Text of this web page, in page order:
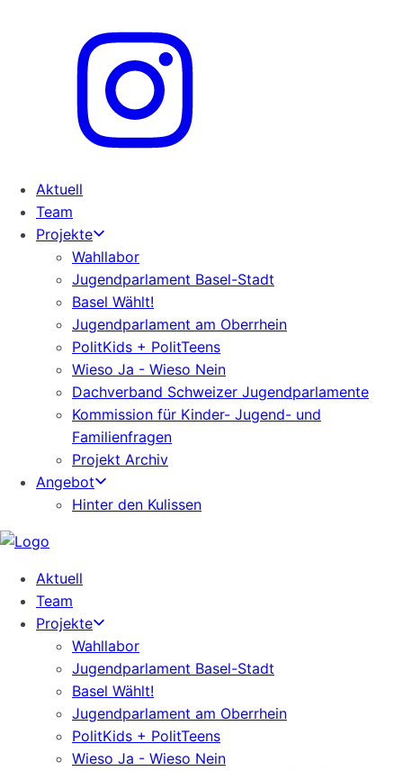
Aktuell
Team
Projekte
Wahllabor
Jugendparlament Basel-Stadt
Basel Wählt!
Jugendparlament am Oberrhein
PolitKids + PolitTeens
Wieso Ja - Wieso Nein
Dachverband Schweizer Jugendparlamente
Kommission für Kinder- Jugend- und
Familienfragen
Projekt Archiv
Angebot
Hinter den Kulissen
Aktuell
Team
Projekte
Wahllabor
Jugendparlament Basel-Stadt
Basel Wählt!
Jugendparlament am Oberrhein
PolitKids + PolitTeens
Wieso Ja - Wieso Nein